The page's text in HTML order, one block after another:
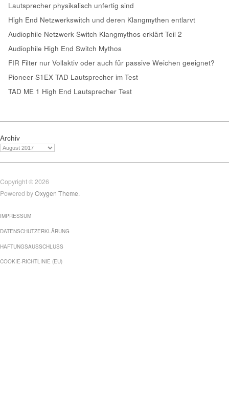
Lautsprecher physikalisch unfertig sind
High End Netzwerkswitch und deren Klangmythen entlarvt
Audiophile Netzwerk Switch Klangmythos erklärt Teil 2
Audiophile High End Switch Mythos
FIR Filter nur Vollaktiv oder auch für passive Weichen geeignet?
Pioneer S1EX TAD Lautsprecher im Test
TAD ME 1 High End Lautsprecher Test
Archiv
Copyright © 2026
Powered byOxygen Theme.
IMPRESSUM
DATENSCHUTZERKLÄRUNG
HAFTUNGSAUSSCHLUSS
COOKIE-RICHTLINIE (EU)